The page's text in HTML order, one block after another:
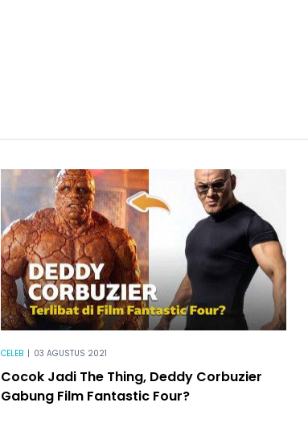
CELEB | 03 AGUSTUS 2021
Cocok Jadi The Thing, Deddy Corbuzier
Gabung Film Fantastic Four?